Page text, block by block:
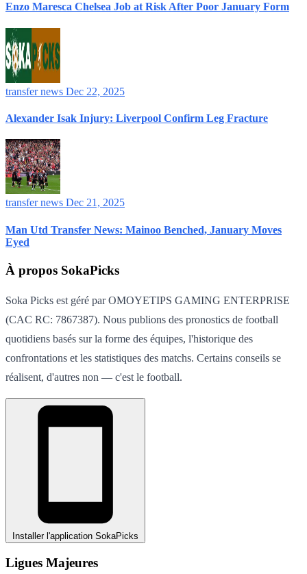
Enzo Maresca Chelsea Job at Risk After Poor January Form
transfer news Dec 22, 2025
Alexander Isak Injury: Liverpool Confirm Leg Fracture
transfer news Dec 21, 2025
Man Utd Transfer News: Mainoo Benched, January Moves
Eyed
À propos SokaPicks
Soka Picks est géré par OMOYETIPS GAMING ENTERPRISE
(CAC RC: 7867387). Nous publions des pronostics de football
quotidiens basés sur la forme des équipes, l'historique des
confrontations et les statistiques des matchs. Certains conseils se
réalisent, d'autres non — c'est le football.
Installer l'application SokaPicks
Ligues Majeures